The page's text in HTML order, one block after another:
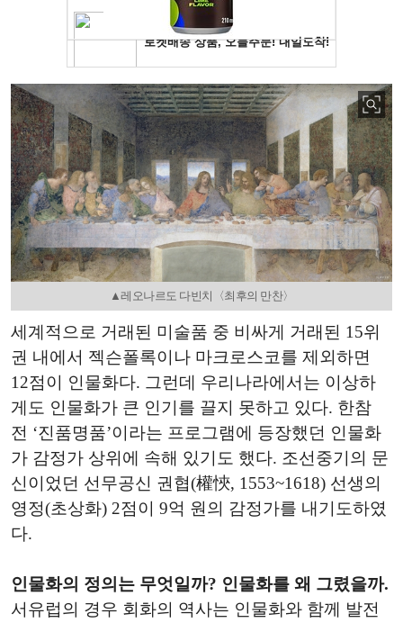
▲레오나르도 다빈치〈최후의 만찬〉
세계적으로 거래된 미술품 중 비싸게 거래된 15위
권 내에서 젝슨폴록이나 마크로스코를 제외하면
12점이 인물화다. 그런데 우리나라에서는 이상하
게도 인물화가 큰 인기를 끌지 못하고 있다. 한참
전 ‘진품명품’이라는 프로그램에 등장했던 인물화
가 감정가 상위에 속해 있기도 했다. 조선중기의 문
신이었던 선무공신 권협(權悏, 1553~1618) 선생의
영정(초상화) 2점이 9억 원의 감정가를 내기도하였
다.
인물화의 정의는 무엇일까? 인물화를 왜 그렸을까.
서유럽의 경우 회화의 역사는 인물화와 함께 발전